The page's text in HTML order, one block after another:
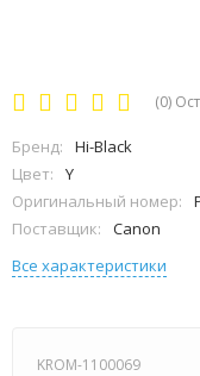
(0)
Бренд:
Hi-Black
Цвет:
Y
Оригинальный номер:
Поставщик:
Canon
Все характеристики
KROM-1100069